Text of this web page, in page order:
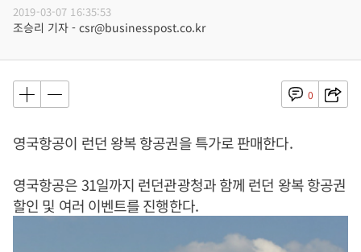
2019-03-07 16:35:53
조승리 기자 - csr@businesspost.co.kr
0
영국항공이 런던 왕복 항공권을 특가로 판매한다.
영국항공은 31일까지 런던관광청과 함께 런던 왕복 항공권
할인 및 여러 이벤트를 진행한다.